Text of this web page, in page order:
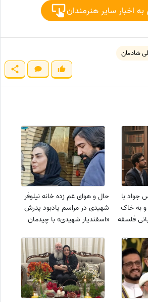
اخبار سایر هنرمندان
شادمان
جواد با
و به خاک
فلسفه
کرد
حال و هوای غم زده خانه نیلوفر
شهیدی در مراسم یادبود پدرش
«اسفندیار شهیدی» با چیدمان
تسلیت+فیلم